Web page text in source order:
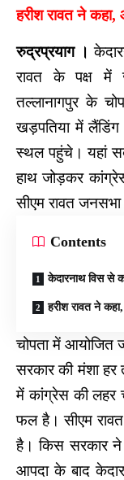
हरीश रावत ने कहा,
रुद्रप्रयाग ।
रावत के पक्ष में
तल्लानागपुर के
खड़पतिया में
स्थल पहुंचे। यहां
हाथ जोड़कर
सीएम रावत
Contents
केदारनाथ विस से
हरीश रावत ने
चोपता में आयोजित
सरकार की मंशा
में कांग्रेस की लहर
फल है। सीएम
है। किस सरकार ने
आपदा के बाद